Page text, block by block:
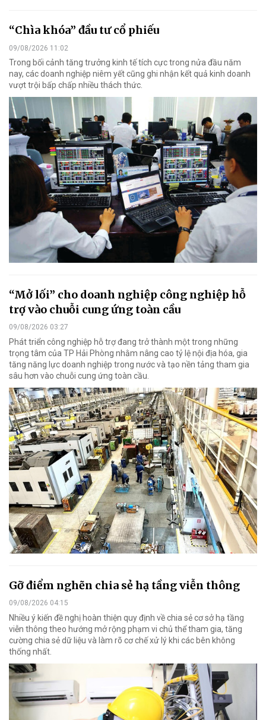
“Chìa khóa” đầu tư cổ phiếu
09/08/2026 11:02
Trong bối cảnh tăng trưởng kinh tế tích cực trong nửa đầu năm
nay, các doanh nghiệp niêm yết cũng ghi nhận kết quả kinh doanh
vượt trội bấp chấp nhiều thách thức.
“Mở lối” cho doanh nghiệp công nghiệp hỗ
trợ vào chuỗi cung ứng toàn cầu
09/08/2026 03:27
Phát triển công nghiệp hỗ trợ đang trở thành một trong những
trọng tâm của TP Hải Phòng nhằm nâng cao tỷ lệ nội địa hóa, gia
tăng năng lực doanh nghiệp trong nước và tạo nền tảng tham gia
sâu hơn vào chuỗi cung ứng toàn cầu.
Gỡ điểm nghẽn chia sẻ hạ tầng viễn thông
09/08/2026 04:15
Nhiều ý kiến đề nghị hoàn thiện quy định về chia sẻ cơ sở hạ tầng
viễn thông theo hướng mở rộng phạm vi chủ thể tham gia, tăng
cường chia sẻ dữ liệu và làm rõ cơ chế xử lý khi các bên không
thống nhất.